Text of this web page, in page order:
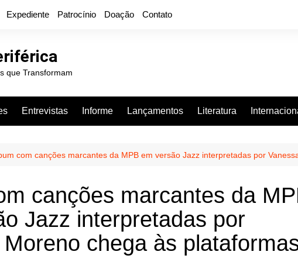
Expediente Patrocínio Doação Contato
que Transformam
Entrevistas Informe Lançamentos Literatura
com canções marcantes da MPB em versão Jazz interpretadas por
canções marcantes da
Jazz interpretadas por
chega às